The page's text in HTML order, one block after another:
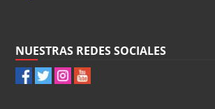
NUESTRAS REDES SOCIALES